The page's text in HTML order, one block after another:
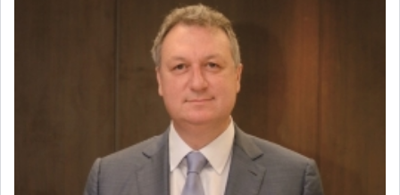
SA SOLUTION DE...
ATTIJARIWAFA BANK : LA
HAUSSE DES BÉNÉFI...
APRÈS LA SÉCHERESSE, LE
MAGHREB VA VERS...